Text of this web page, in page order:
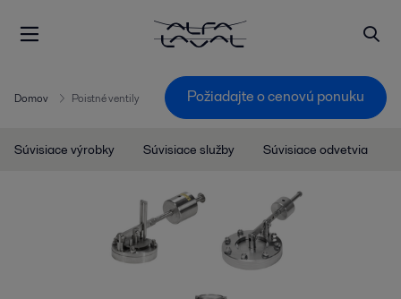
Domov Poistné ventily Požiadajte o cenovú ponuku
Súvisiace výrobky Súvisiace služby Súvisiace odvetvia